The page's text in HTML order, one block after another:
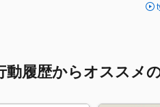
動履歴からオススメ